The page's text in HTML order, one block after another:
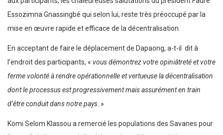
Essozimna Gnassingbé qui selon lui, reste très préoccupé par la
mise en œuvre rapide et efficace de la décentralisation.
En acceptant de faire le déplacement de Dapaong, a-t-il dit à
l’endroit des participants, « vous démontrez votre opiniâtreté et votre
ferme volonté à rendre opérationnelle et vertueuse la décentralisation
dont le processus est progressivement mais assurément en train
d’être conduit dans notre pays. »
Komi Selom Klassou a remercié les populations des Savanes pour